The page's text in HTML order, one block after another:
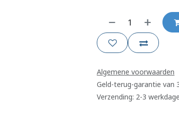
Algemene voorwaarden
Geld-terug-garantie van
Verzending: 2-3